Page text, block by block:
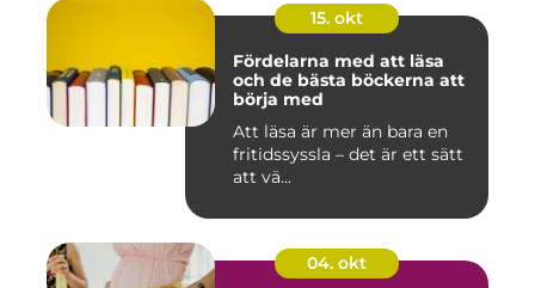
15. okt
Fördelarna med att läsa
och de bästa böckerna att
börja med
Att läsa är mer än bara en
fritidssyssla – det är ett sätt
att vä...
04. okt